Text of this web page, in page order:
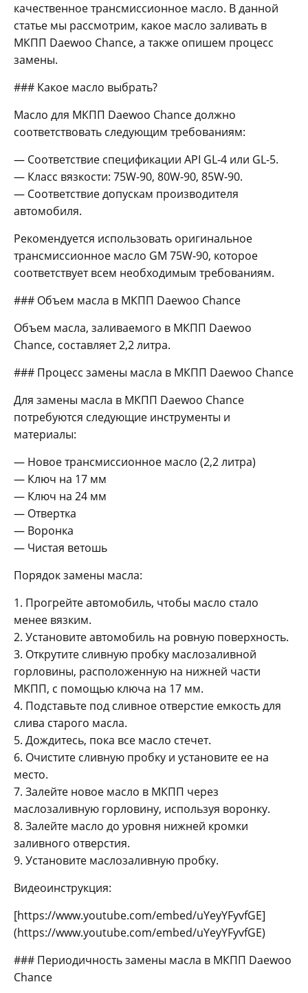
качественное трансмиссионное масло. В данной
статье мы рассмотрим, какое масло заливать в
МКПП Daewoo Chance, а также опишем процесс
замены.
### Какое масло выбрать?
Масло для МКПП Daewoo Chance должно
соответствовать следующим требованиям:
— Соответствие спецификации API GL-4 или GL-5.
— Класс вязкости: 75W-90, 80W-90, 85W-90.
— Соответствие допускам производителя
автомобиля.
Рекомендуется использовать оригинальное
трансмиссионное масло GM 75W-90, которое
соответствует всем необходимым требованиям.
### Объем масла в МКПП Daewoo Chance
Объем масла, заливаемого в МКПП Daewoo
Chance, составляет 2,2 литра.
### Процесс замены масла в МКПП Daewoo Chance
Для замены масла в МКПП Daewoo Chance
потребуются следующие инструменты и
материалы:
— Новое трансмиссионное масло (2,2 литра)
— Ключ на 17 мм
— Ключ на 24 мм
— Отвертка
— Воронка
— Чистая ветошь
Порядок замены масла:
1. Прогрейте автомобиль, чтобы масло стало
менее вязким.
2. Установите автомобиль на ровную поверхность.
3. Открутите сливную пробку маслозаливной
горловины, расположенную на нижней части
МКПП, с помощью ключа на 17 мм.
4. Подставьте под сливное отверстие емкость для
слива старого масла.
5. Дождитесь, пока все масло стечет.
6. Очистите сливную пробку и установите ее на
место.
7. Залейте новое масло в МКПП через
маслозаливную горловину, используя воронку.
8. Залейте масло до уровня нижней кромки
заливного отверстия.
9. Установите маслозаливную пробку.
Видеоинструкция:
[https://www.youtube.com/embed/uYeyYFyvfGE]
(https://www.youtube.com/embed/uYeyYFyvfGE)
### Периодичность замены масла в МКПП Daewoo
Chance